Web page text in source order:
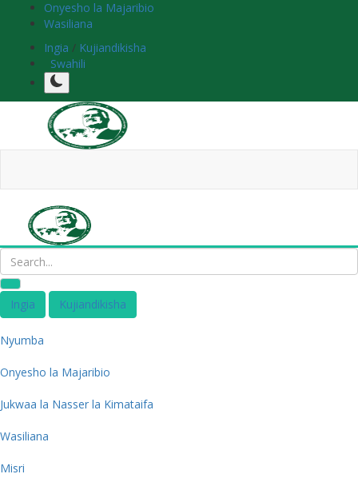
Onyesho la Majaribio
Wasiliana
Ingia / Kujiandikisha
Swahili
Ingia Kujiandikisha
Nyumba
Onyesho la Majaribio
Jukwaa la Nasser la Kimataifa
Wasiliana
Misri